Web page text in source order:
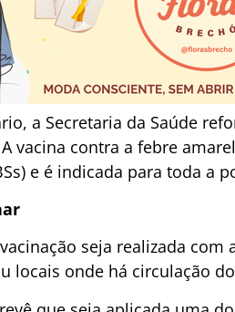
a Secretaria da Saúde
vacina contra a febre
e é indicada para toda a
seja realizada
locais onde há circulação